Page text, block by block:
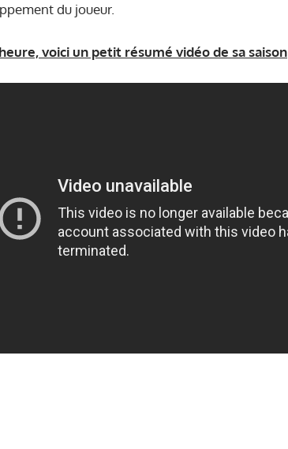
du joueur.
voici un petit résumé vidéo de sa saison